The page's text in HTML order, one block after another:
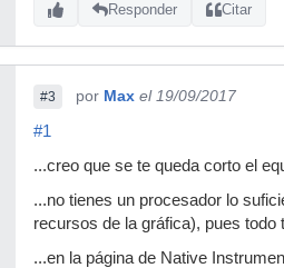
Responder Citar
#3 por Max el 19/09/2017
#1
...creo que se te queda corto el
...no tienes un procesador lo
recursos de la gráfica), pues
...en la página de Native